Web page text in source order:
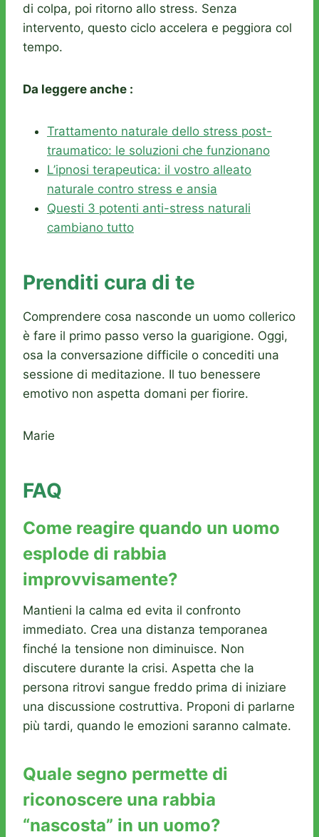
di colpa, poi ritorno allo stress. Senza
intervento, questo ciclo accelera e peggiora col
tempo.
Da leggere anche :
Trattamento naturale dello stress post-
traumatico: le soluzioni che funzionano
L’ipnosi terapeutica: il vostro alleato
naturale contro stress e ansia
Questi 3 potenti anti-stress naturali
cambiano tutto
Prenditi cura di te
Comprendere cosa nasconde un uomo collerico
è fare il primo passo verso la guarigione. Oggi,
osa la conversazione difficile o concediti una
sessione di meditazione. Il tuo benessere
emotivo non aspetta domani per fiorire.
Marie
FAQ
Come reagire quando un uomo
esplode di rabbia
improvvisamente?
Mantieni la calma ed evita il confronto
immediato. Crea una distanza temporanea
finché la tensione non diminuisce. Non
discutere durante la crisi. Aspetta che la
persona ritrovi sangue freddo prima di iniziare
una discussione costruttiva. Proponi di parlarne
più tardi, quando le emozioni saranno calmate.
Quale segno permette di
riconoscere una rabbia
“nascosta” in un uomo?